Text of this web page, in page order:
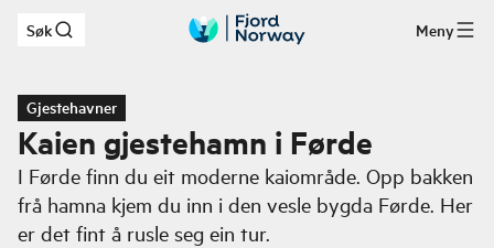
Hopp til hovedinnhold
Søk Meny
Gjestehavner
Kaien gjestehamn i Førde
I Førde finn du eit moderne kaiområde. Opp bakken
frå hamna kjem du inn i den vesle bygda Førde. Her
er det fint å rusle seg ein tur.